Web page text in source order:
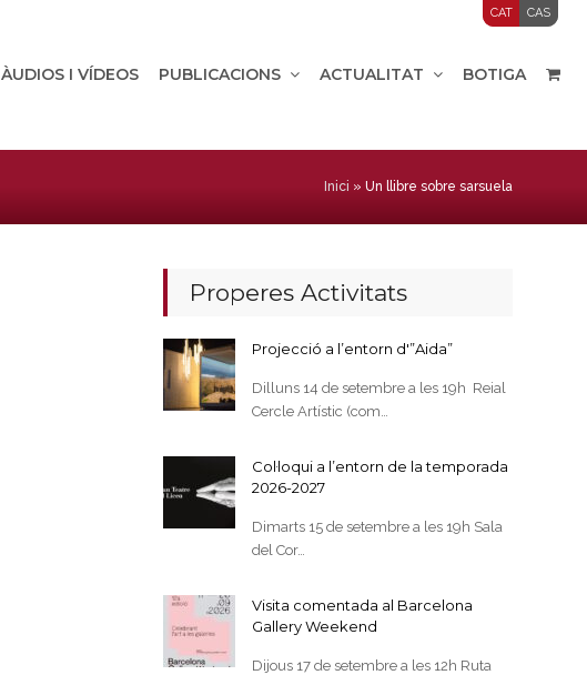
CAT CAS
ÀUDIOS I VÍDEOS PUBLICACIONS ACTUALITAT BOTIGA
Inici » Un llibre sobre sarsuela
Properes Activitats
Projecció a l’entorn d'”Aida”
Dilluns 14 de setembre a les 19h Reial
Cercle Artístic (com…
Col·loqui a l’entorn de la temporada
2026-2027
Dimarts 15 de setembre a les 19h Sala
del Cor…
Visita comentada al Barcelona
Gallery Weekend
Dijous 17 de setembre a les 12h Ruta